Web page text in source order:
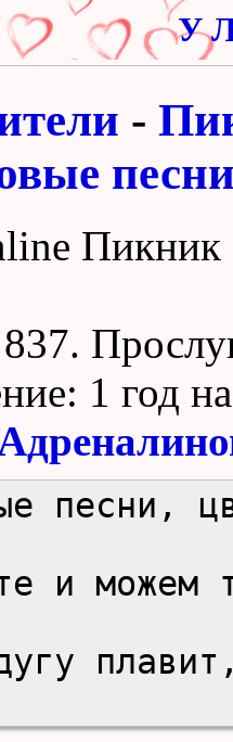
У
-
Пикник
1 год
песни,
и можем